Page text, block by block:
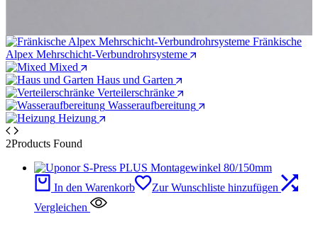
Fränkische
Alpex Mehrschicht-Verbundrohrsysteme
Mixed
Haus und Garten
Verteilerschränke
Wasseraufbereitung
Heizung
2Products Found
In den Warenkorb
Zur Wunschliste hinzufügen
Vergleichen